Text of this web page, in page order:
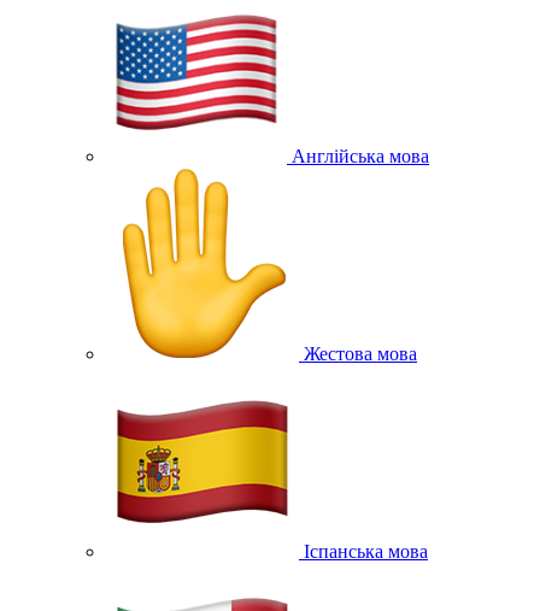
Англійська мова
Жестова мова
Іспанська мова